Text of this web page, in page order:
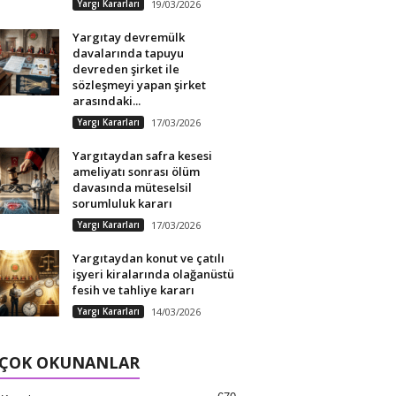
Yargı Kararları 19/03/2026
Yargıtay devremülk
davalarında tapuyu
devreden şirket ile
sözleşmeyi yapan şirket
arasındaki...
Yargı Kararları 17/03/2026
Yargıtaydan safra kesesi
ameliyatı sonrası ölüm
davasında müteselsil
sorumluluk kararı
Yargı Kararları 17/03/2026
Yargıtaydan konut ve çatılı
işyeri kiralarında olağanüstü
fesih ve tahliye kararı
Yargı Kararları 14/03/2026
OKUNANLAR